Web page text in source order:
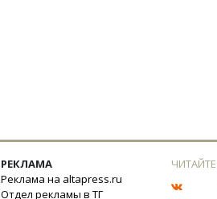
РЕКЛАМА
Реклама на altapress.ru
Отдел рекламы в ТГ